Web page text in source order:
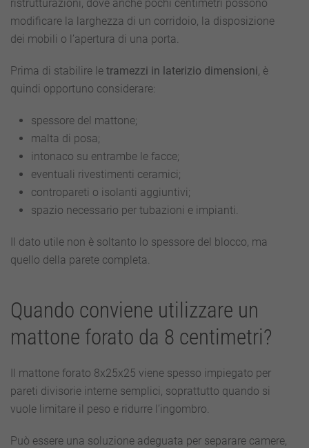
ristrutturazioni, dove anche pochi centimetri possono
modificare la larghezza di un corridoio, la disposizione
dei mobili o l’apertura di una porta.
Prima di stabilire le tramezzi in laterizio dimensioni, è
quindi opportuno considerare:
spessore del mattone;
malta di posa;
intonaco su entrambe le facce;
eventuali rivestimenti ceramici;
contropareti o isolanti aggiuntivi;
spazio necessario per tubazioni e impianti.
Il dato utile non è soltanto lo spessore del blocco, ma
quello della parete completa.
Quando conviene utilizzare un
mattone forato da 8 centimetri?
Il mattone forato 8x25x25 viene spesso impiegato per
pareti divisorie interne semplici, soprattutto quando si
vuole limitare il peso e ridurre l’ingombro.
Può essere una soluzione adeguata per separare camere,